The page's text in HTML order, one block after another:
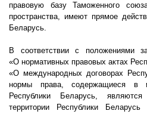
правовую базу Таможенного
пространства, имеют прямое
Беларусь.
В соответствии с положениями
«О нормативных правовых актах
«О международных договорах
нормы права, содержащиеся в
Республики Беларусь,
территории Республики Беларусь